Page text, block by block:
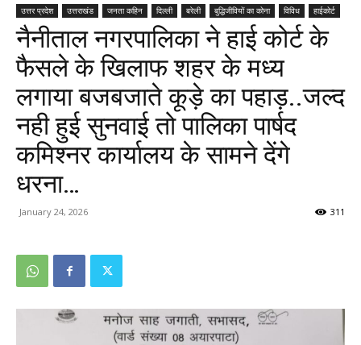
उत्तर प्रदेश उत्तराखंड जनता कहिन दिल्ली बरेली बुद्धिजीवियों का कोना विविध हाईकोर्ट
नैनीताल नगरपालिका ने हाई कोर्ट के
फैसले के खिलाफ शहर के मध्य
लगाया बजबजाते कूड़े का पहाड़..जल्द
नही हुई सुनवाई तो पालिका पार्षद
कमिश्नर कार्यालय के सामने देंगे
धरना…
January 24, 2026 311